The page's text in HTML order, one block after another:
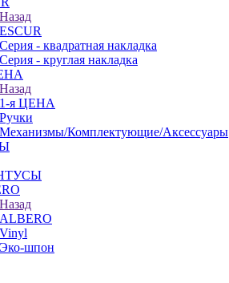
Назад
ESCUR
Серия - квадратная накладка
Серия - круглая накладка
Назад
1-я ЦЕНА
Ручки
Механизмы/Комплектующие/Аксессуары
Назад
ALBERO
Vinyl
Эко-шпон